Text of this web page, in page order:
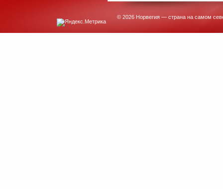
© 2026 Норвегия — страна на самом